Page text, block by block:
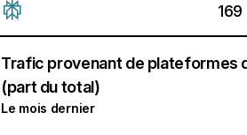
169
Trafic provenant de plateformes
(part du total)
Le mois dernier